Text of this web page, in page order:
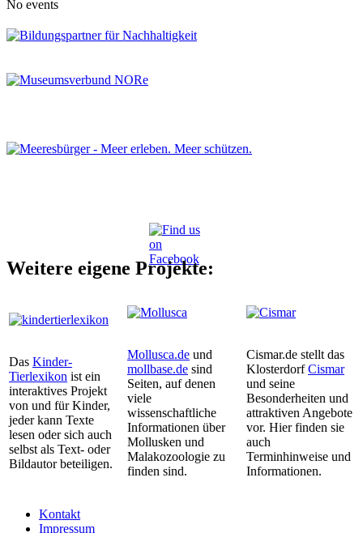
No events
Weitere eigene Projekte:
Das Kinder-
Tierlexikon ist ein
interaktives Projekt
von und für Kinder,
jeder kann Texte
lesen oder sich auch
selbst als Text- oder
Bildautor beteiligen.
Mollusca.de und
mollbase.de sind
Seiten, auf denen
viele
wissenschaftliche
Informationen über
Mollusken und
Malakozoologie zu
finden sind.
Cismar.de stellt das
KlosterdorfCismar
und seine
Besonderheiten und
attraktiven Angebote
vor. Hier finden sie
auch
Terminhinweise und
Informationen.
Kontakt
Impressum